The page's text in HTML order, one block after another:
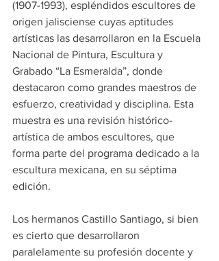
(1907-1993), espléndidos escultores de
origen jalisciense cuyas aptitudes
artísticas las desarrollaron en la Escuela
Nacional de Pintura, Escultura y
Grabado “La Esmeralda”, donde
destacaron como grandes maestros de
esfuerzo, creatividad y disciplina. Esta
muestra es una revisión histórico-
artística de ambos escultores, que
forma parte del programa dedicado a la
escultura mexicana, en su séptima
edición.
Los hermanos Castillo Santiago, si bien
es cierto que desarrollaron
paralelamente su profesión docente y